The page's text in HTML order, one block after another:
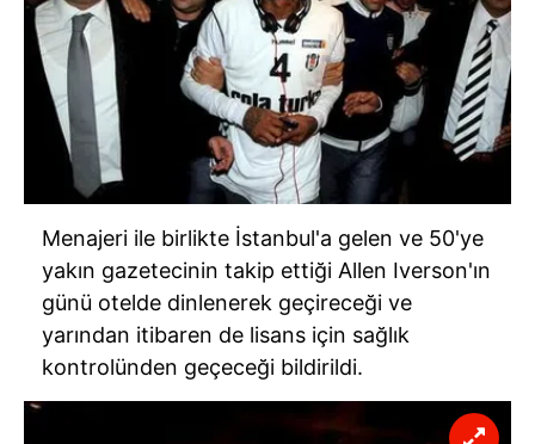
Menajeri ile birlikte İstanbul'a gelen ve 50'ye
yakın gazetecinin takip ettiği Allen Iverson'ın
günü otelde dinlenerek geçireceği ve
yarından itibaren de lisans için sağlık
kontrolünden geçeceği bildirildi.